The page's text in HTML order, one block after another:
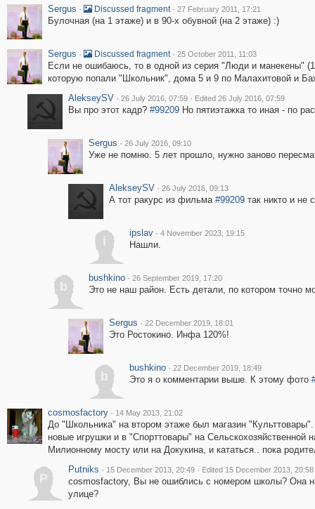
Sergus · Discussed fragment · 27 February 2011, 17:21
Булочная (на 1 этаже) и в 90-х обувной (на 2 этаже) :)
Sergus · Discussed fragment · 25 October 2011, 11:03
Если не ошибаюсь, то в одной из серия "Люди и манекены"
которую попали "Школьник", дома 5 и 9 по Малахитовой и
AlekseySV · 26 July 2016, 07:59 · Edited 26 July 2016, 07:59
Вы про этот кадр? #99209Но пятиэтажка то иная - по
Sergus · 26 July 2016, 09:10
Уже не помню. 5 лет прошло, нужно заново
AlekseySV · 26 July 2016, 09:13
А тот ракурс из фильма #99209так никто и не
i
ipslav · 4 November 2023, 19:15
Нашли.
b
bushkino · 26 September 2019, 17:20
Это не наш район. Есть детали, по котором точно
Sergus · 22 December 2019, 18:01
Это Ростокино. Инфа 120%!
b
bushkino · 22 December 2019, 18:49
Это я о комментарии выше. К этому фото
cosmosfactory · 14 May 2013, 21:02
До "Школьника" на втором этаже был магазин
новые игрушки и в "Спорттовары" на Сельскохозяйственной
Милионному мосту или на Докукина, и кататься.. пока
P
Putniks · 15 December 2013, 20:49 · Edited 15 December 2013, 20:58
cosmosfactory, Вы не ошиблись с номером школы? Она
улице?